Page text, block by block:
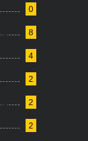
0
8
4
2
2
2